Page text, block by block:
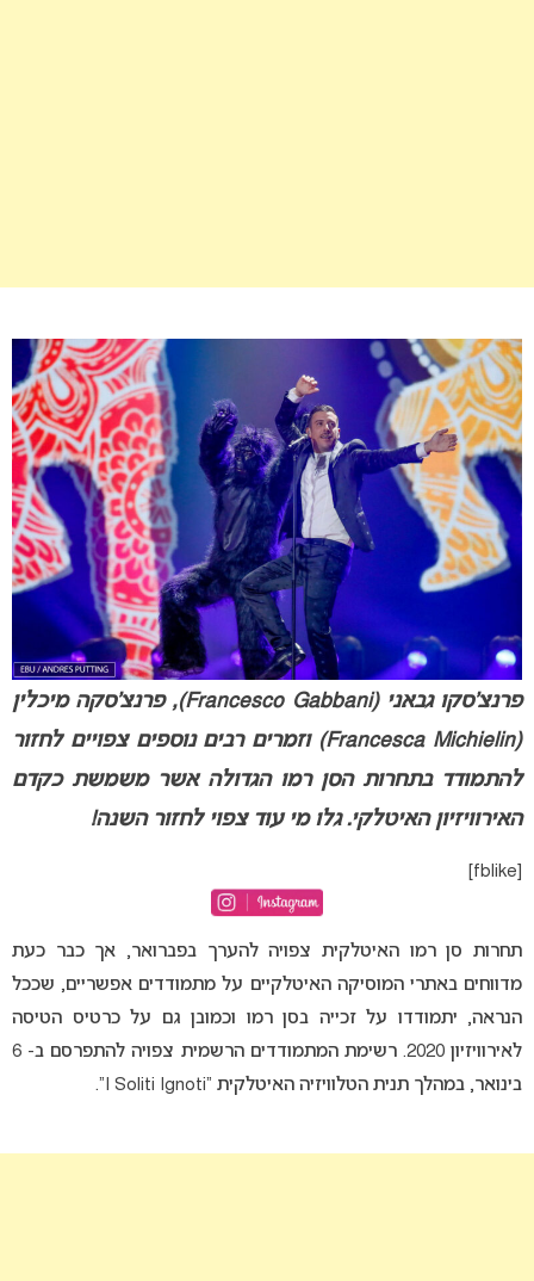
פרנצ’סקו גבאני (Francesco Gabbani), פרנצ’סקה מיכלין
(Francesca Michielin) וזמרים רבים נוספים צפויים לחזור
להתמודד בתחרות הסן רמו הגדולה אשר משמשת כקדם
האירוויזיון האיטלקי. גלו מי עוד צפוי לחזור השנה!
תחרות סן רמו האיטלקית צפויה להערך בפברואר, אך כבר כעת
מדווחים באתרי המוסיקה האיטלקיים על מתמודדים אפשריים, שככל
הנראה, יתמודדו על זכייה בסן רמו וכמובן גם על כרטיס הטיסה
לאירוויזיון 2020. רשימת המתמודדים הרשמית צפויה להתפרסם ב- 6
בינואר, במהלך תנית הטלוויזיה האיטלקית “I Soliti Ignoti”.